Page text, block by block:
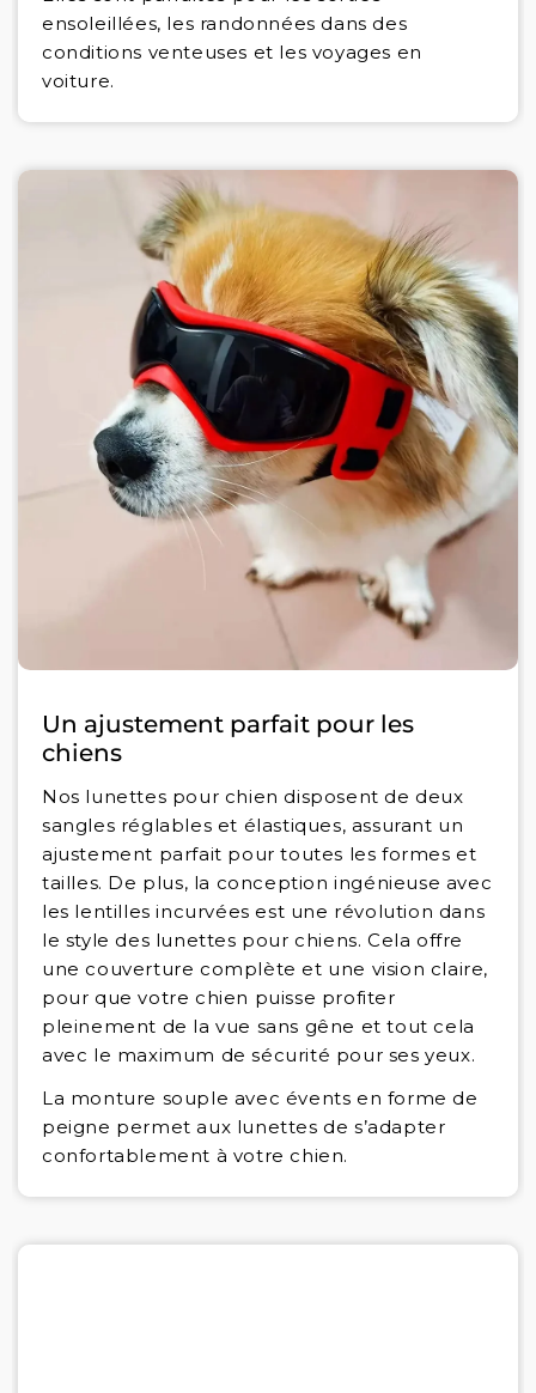
ensoleillées, les randonnées dans des
conditions venteuses et les voyages en
voiture.
Un ajustement parfait pour les
chiens
Nos lunettes pour chien disposent de deux
sangles réglables et élastiques, assurant un
ajustement parfait pour toutes les formes et
tailles. De plus, la conception ingénieuse avec
les lentilles incurvées est une révolution dans
le style des lunettes pour chiens. Cela offre
une couverture complète et une vision claire,
pour que votre chien puisse profiter
pleinement de la vue sans gêne et tout cela
avec le maximum de sécurité pour ses yeux.
La monture souple avec évents en forme de
peigne permet aux lunettes de s’adapter
confortablement à votre chien.